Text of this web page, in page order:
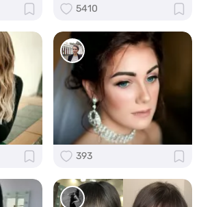
5410
393